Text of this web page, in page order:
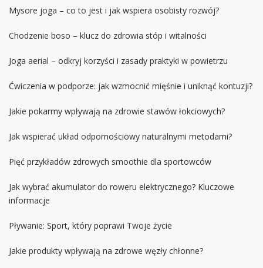
Mysore joga – co to jest i jak wspiera osobisty rozwój?
Chodzenie boso – klucz do zdrowia stóp i witalności
Joga aerial – odkryj korzyści i zasady praktyki w powietrzu
Ćwiczenia w podporze: jak wzmocnić mięśnie i uniknąć kontuzji?
Jakie pokarmy wpływają na zdrowie stawów łokciowych?
Jak wspierać układ odpornościowy naturalnymi metodami?
Pięć przykładów zdrowych smoothie dla sportowców
Jak wybrać akumulator do roweru elektrycznego? Kluczowe
informacje
Pływanie: Sport, który poprawi Twoje życie
Jakie produkty wpływają na zdrowe węzły chłonne?